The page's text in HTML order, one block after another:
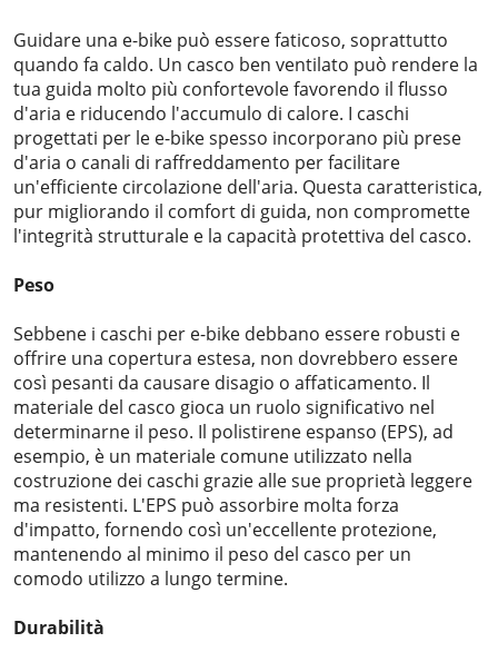
Guidare una e-bike può essere faticoso, soprattutto
quando fa caldo. Un casco ben ventilato può rendere la
tua guida molto più confortevole favorendo il flusso
d'aria e riducendo l'accumulo di calore. I caschi
progettati per le e-bike spesso incorporano più prese
d'aria o canali di raffreddamento per facilitare
un'efficiente circolazione dell'aria. Questa caratteristica,
pur migliorando il comfort di guida, non compromette
l'integrità strutturale e la capacità protettiva del casco.
Peso
Sebbene i caschi per e-bike debbano essere robusti e
offrire una copertura estesa, non dovrebbero essere
così pesanti da causare disagio o affaticamento. Il
materiale del casco gioca un ruolo significativo nel
determinarne il peso. Il polistirene espanso (EPS), ad
esempio, è un materiale comune utilizzato nella
costruzione dei caschi grazie alle sue proprietà leggere
ma resistenti. L'EPS può assorbire molta forza
d'impatto, fornendo così un'eccellente protezione,
mantenendo al minimo il peso del casco per un
comodo utilizzo a lungo termine.
Durabilità